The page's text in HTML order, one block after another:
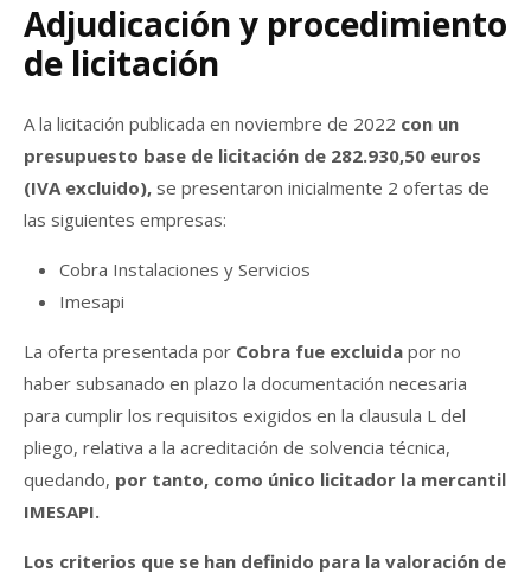
Adjudicación y procedimiento
de licitación
A la licitación publicada en noviembre de 2022 con un
presupuesto base de licitación de 282.930,50 euros
(IVA excluido), se presentaron inicialmente 2 ofertas de
las siguientes empresas:
Cobra Instalaciones y Servicios
Imesapi
La oferta presentada por Cobra fue excluida por no
haber subsanado en plazo la documentación necesaria
para cumplir los requisitos exigidos en la clausula L del
pliego, relativa a la acreditación de solvencia técnica,
quedando, por tanto, como único licitador la mercantil
IMESAPI.
Los criterios que se han definido para la valoración de